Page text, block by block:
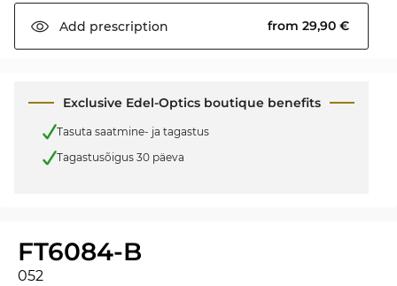
Add prescription from 29,90 €
Exclusive Edel-Optics boutique benefits
Tasuta saatmine- ja tagastus
Tagastusõigus 30 päeva
FT6084-B
052